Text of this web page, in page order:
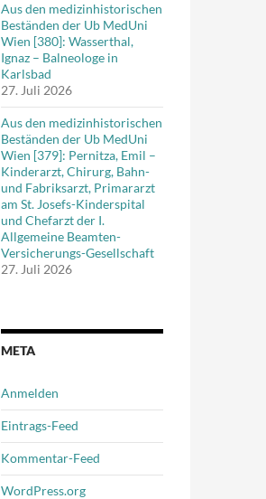
Aus den medizinhistorischen
Beständen der Ub MedUni
Wien [380]: Wasserthal,
Ignaz – Balneologe in
Karlsbad
27. Juli 2026
Aus den medizinhistorischen
Beständen der Ub MedUni
Wien [379]: Pernitza, Emil –
Kinderarzt, Chirurg, Bahn-
und Fabriksarzt, Primararzt
am St. Josefs-Kinderspital
und Chefarzt der I.
Allgemeine Beamten-
Versicherungs-Gesellschaft
27. Juli 2026
META
Anmelden
Eintrags-Feed
Kommentar-Feed
WordPress.org